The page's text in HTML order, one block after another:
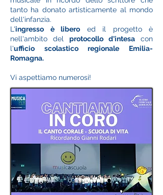
tanto ha donato artisticamente al mondo
dell'infanzia.
L'ingresso è libero ed il progetto è
nell'ambito del protocollo d'intesa con
l'ufficio scolastico regionale Emilia-
Romagna.
Vi aspettiamo numerosi!